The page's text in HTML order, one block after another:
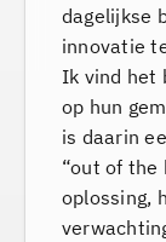
dagelijkse
innovatie
Ik vind het
op hun
is daarin
“out of the
oplossing,